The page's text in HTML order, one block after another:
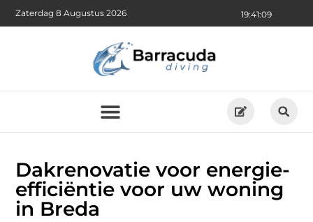
19:41:10
Zaterdag 8 Augustus 2026
Dakrenovatie voor energie-
efficiëntie voor uw woning
in Breda